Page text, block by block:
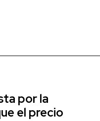
por la
el precio